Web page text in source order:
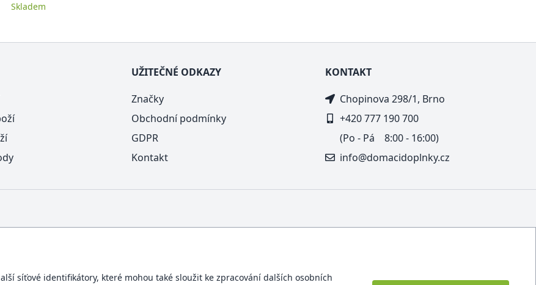
Skladem
síťové identifikátory, které mohou také sloužit ke zpracování dalších osobních
UŽITEČNÉ ODKAZY
Značky
Obchodní podmínky
GDPR
Kontakt
KONTAKT
Chopinova 298/1, Brno
+420 777 190 700
(Po - Pá 8:00 - 16:00)
info@domacidoplnky.cz